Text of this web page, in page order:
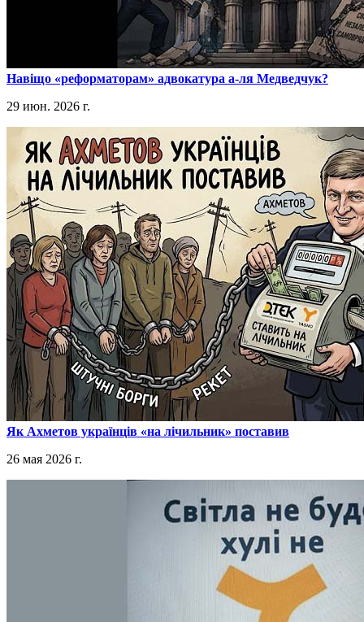
​Навіщо «реформаторам» адвокатура а-ля Медведчук?
29 июн. 2026 г.
​Як Ахметов українців «на лічильник» поставив
26 мая 2026 г.